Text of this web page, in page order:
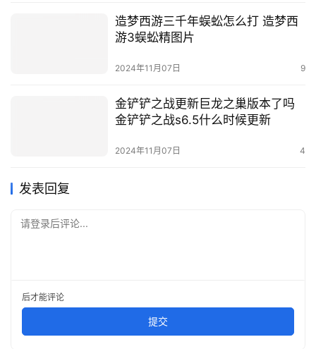
造梦西游三千年蜈蚣怎么打 造梦西
游3蜈蚣精图片
2024年11月07日 9
金铲铲之战更新巨龙之巢版本了吗
金铲铲之战s6.5什么时候更新
2024年11月07日 4
发表回复
请登录后评论...
后才能评论
提交